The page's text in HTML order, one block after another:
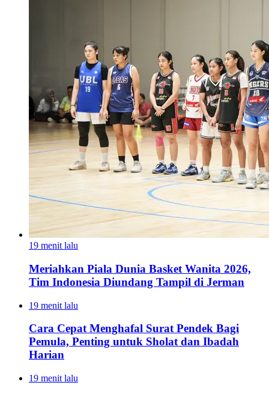
19 menit lalu
Meriahkan Piala Dunia Basket Wanita 2026,
Tim Indonesia Diundang Tampil di Jerman
19 menit lalu
Cara Cepat Menghafal Surat Pendek Bagi
Pemula, Penting untuk Sholat dan Ibadah
Harian
19 menit lalu